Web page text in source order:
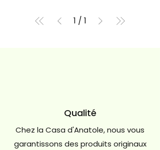
1 / 1
Qualité
Chez la Casa d'Anatole, nous vous
garantissons des produits originaux